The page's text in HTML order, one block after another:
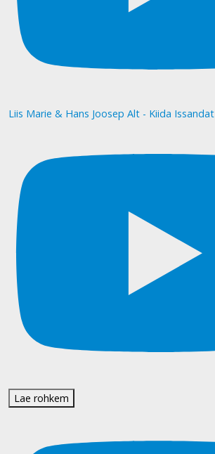
Liis Marie & Hans Joosep Alt - Kiida Issandat
Lae rohkem